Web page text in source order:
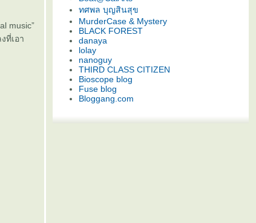
music”
ที่เอา
ทศพล บุญสินสุข
MurderCase & Mystery
BLACK FOREST
danaya
lolay
nanoguy
THIRD CLASS CITIZEN
Bioscope blog
Fuse blog
Bloggang.com